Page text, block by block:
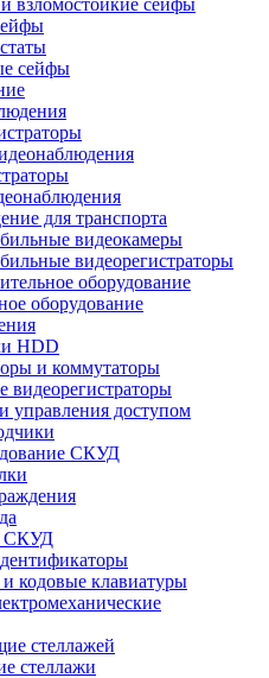
взломостойкие сейфы
сейфы
для транспорта
видеокамеры
видеорегистраторы
оборудование
оборудование
HDD
и коммутаторы
видеорегистраторы
управления доступом
СКУД
СКУД
кодовые клавиатуры
стеллажей
стеллажи